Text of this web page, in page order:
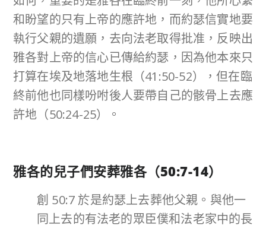
和盼望的只有上帝的應許地，而約瑟信實地要
執行父親的遺願，去向法老取得批准，反映出
雅各對上帝的信心已傳給約瑟，因為他本來只
打算在埃及地落地生根（41:50-52），但在臨
終前他也同樣吩咐後人要帶自己的骸骨上去應
許地（50:24-25）。
雅各的兒子們安葬雅各（50:7-14）
創 50:7 於是約瑟上去葬他父親。與他一
同上去的有法老的眾臣僕和法老家中的長